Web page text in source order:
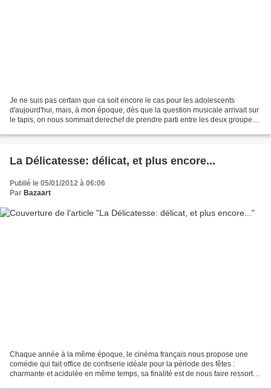
Je ne suis pas certain que ca soit encore le cas pour les adolescents
d'aujourd'hui, mais, à mon époque, dès que la question musicale arrivait sur
le tapis, on nous sommait derechef de prendre parti entre les deux groupes
La Délicatesse: délicat, et plus encore...
Publié le 05/01/2012 à 06:06
Par Bazaart
Chaque année à la même époque, le cinéma français nous propose une
comédie qui fait office de confiserie idéale pour la période des fêtes :
charmante et acidulée en même temps, sa finalité est de nous faire ressortir